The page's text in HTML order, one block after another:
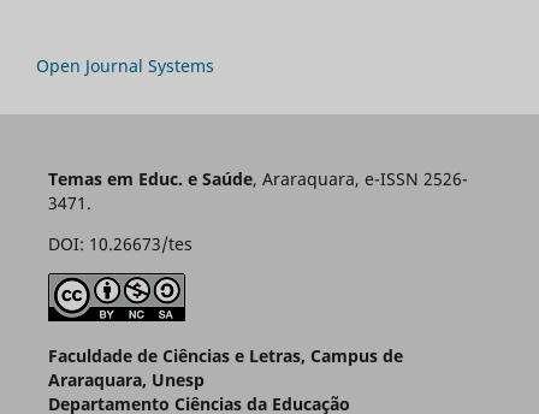
Open Journal Systems
Temas em Educ. e Saúde, Araraquara, e-ISSN 2526-
3471.
DOI: 10.26673/tes
Faculdade de Ciências e Letras, Campus de
Araraquara, Unesp
Departamento Ciências da Educação